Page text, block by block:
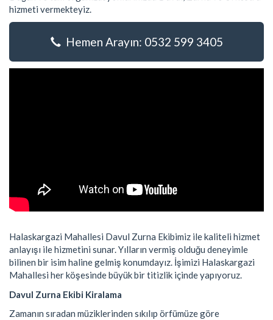
hizmeti vermekteyiz.
Hemen Arayın: 0532 599 3405
Halaskargazi Mahallesi Davul Zurna Ekibimiz ile kaliteli hizmet
anlayışı ile hizmetini sunar. Yılların vermiş olduğu deneyimle
bilinen bir isim haline gelmiş konumdayız. İşimizi Halaskargazi
Mahallesi her köşesinde büyük bir titizlik içinde yapıyoruz.
Davul Zurna Ekibi Kiralama
Zamanın sıradan müziklerinden sıkılıp örfümüze göre